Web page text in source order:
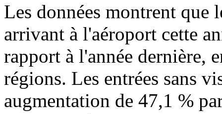
Les données montrent que
arrivant à l'aéroport cette
rapport à l'année dernière,
régions. Les entrées sans
augmentation de 47,1 %